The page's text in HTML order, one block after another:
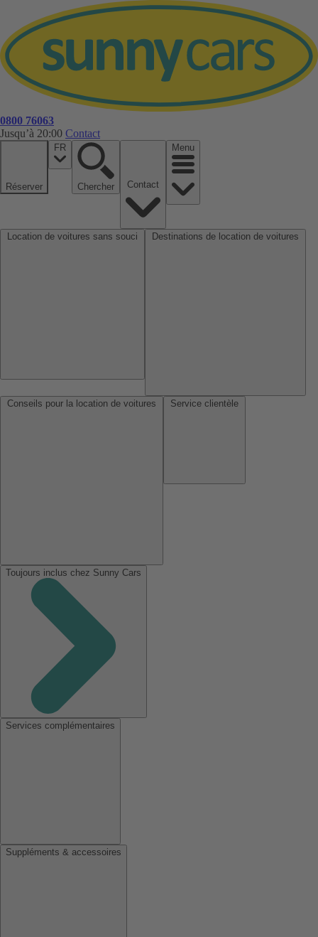
0800 76063
Jusqu’à 20:00 Contact
Réserver
FR
Chercher
Menu
Toujours inclus chez Sunny Cars
Services complémentaires
Suppléments & accessoires